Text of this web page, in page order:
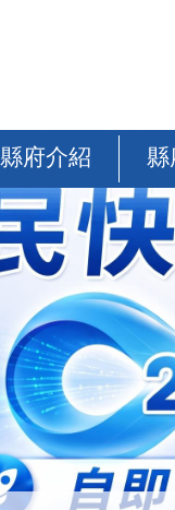
縣府介紹 縣